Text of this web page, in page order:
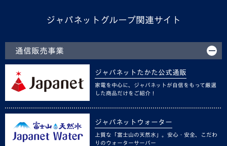
ジャパネットグループ関連サイト
通信販売事業
ジャパネットたかた公式通販
家電を中心に、ジャパネットが自信をもって厳選
した商品だけをご紹介！
ジャパネットウォーター
上質な「富士山の天然水」。安心・安全、こだわ
りのウォーターサーバー